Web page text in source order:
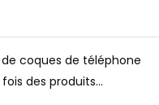
coques de téléphone
des produits